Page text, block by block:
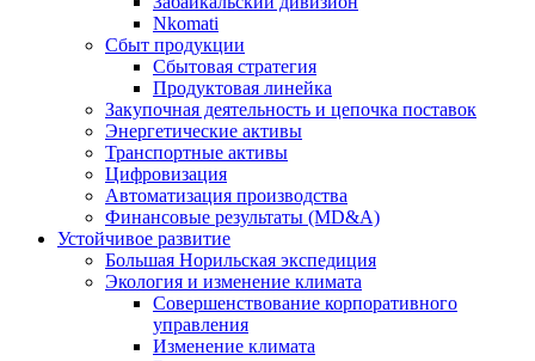
Nkomati
Сбыт продукции
Сбытовая стратегия
Продуктовая линейка
Закупочная деятельность и цепочка поставок
Энергетические активы
Транспортные активы
Цифровизация
Автоматизация производства
Финансовые результаты (MD&A)
Устойчивое развитие
Большая Норильская экспедиция
Экология и изменение климата
Совершенствование корпоративного
управления
Изменение климата